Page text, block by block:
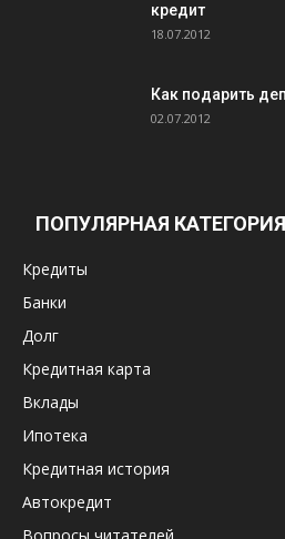
кредит
18.07.2012
Как подарить
02.07.2012
ПОПУЛЯРНАЯ КАТЕГОРИЯ
Кредиты
Банки
Долг
Кредитная карта
Вклады
Ипотека
Кредитная история
Автокредит